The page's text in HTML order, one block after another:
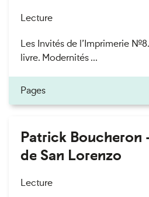
Lecture
Les Invités de l’Imprimerie
livre. Modernités ...
Pages
Patrick Boucheron
de San Lorenzo
Lecture